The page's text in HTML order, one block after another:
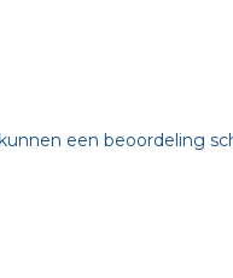
een beoordeling